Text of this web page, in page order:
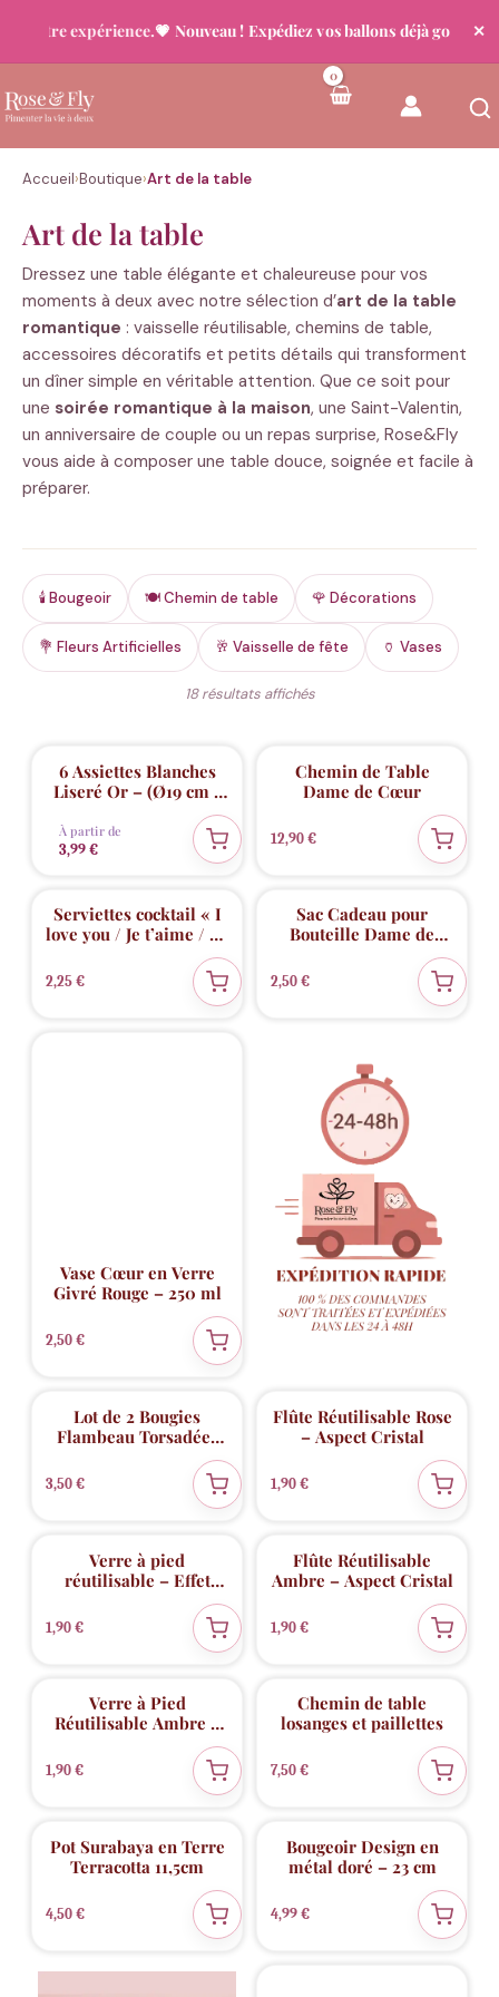
expérience.💗 Nouveau ! Expédiez vos ballons déjà gonflés🚚 ✕
au
Accueil›Boutique›Art de la table
Art de la table
Dressez une table élégante et chaleureuse pour vos
moments à deux avec notre sélection d’art de la table
romantique : vaisselle réutilisable, chemins de table,
accessoires décoratifs et petits détails qui transforment
un dîner simple en véritable attention. Que ce soit pour
une soirée romantique à la maison, une Saint-Valentin,
un anniversaire de couple ou un repas surprise, Rose&Fly
vous aide à composer une table douce, soignée et facile à
préparer.
🕯️ Bougeoir 🍽️ Chemin de table 🌹 Décorations
💐 Fleurs Artificielles 🥂 Vaisselle de fête 🏺 Vases
18 résultats affichésTrié
plus
ancien
6 Assiettes Blanches
Liseré Or – (Ø19 cm /
À partir de
3,99 €
Chemin de Table
Dame de Cœur
12,90 €
Serviettes cocktail « I
love you / Je t’aime / Te
2,25 €
Sac Cadeau pour
Bouteille Dame de
Cœur – Rouge & Or
2,50 €
Vase Cœur en Verre
Givré Rouge – 250 ml
2,50 €
💖 Coup de cœur
Lot de 2 Bougies
Flambeau Torsadées
3,50 €
Flûte Réutilisable Rose
– Aspect Cristal
1,90 €
Verre à pied
réutilisable – Effet
1,90 €
Flûte Réutilisable
Ambre – Aspect Cristal
1,90 €
Verre à Pied
Réutilisable Ambre –
1,90 €
Chemin de table
losanges et paillettes
7,50 €
Pot Surabaya en Terre
Terracotta 11,5cm
4,50 €
Bougeoir Design en
métal doré – 23 cm
4,99 €